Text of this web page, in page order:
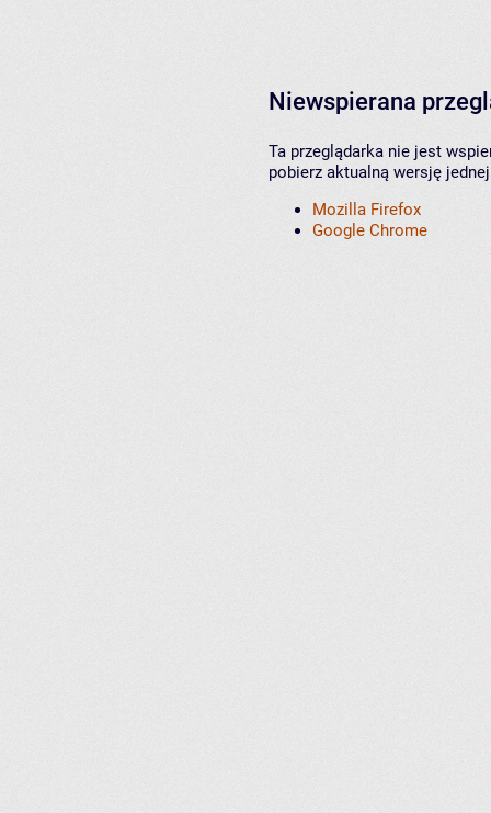
Niewspierana
Ta przeglądarka nie jest
pobierz aktualną wersję
Mozilla Firefox
Google Chrome